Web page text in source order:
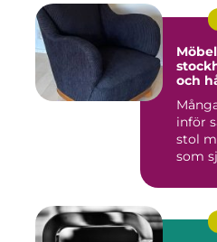
stockholm
och
inför
stol
som